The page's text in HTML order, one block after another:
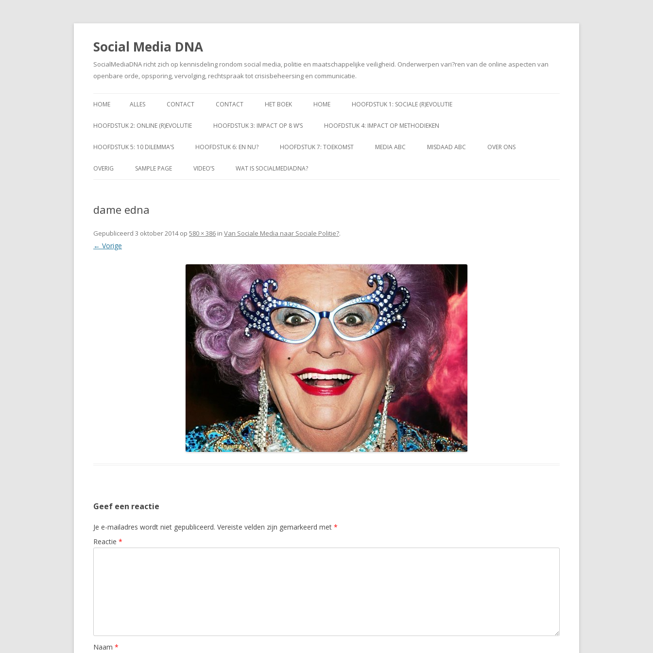
Social Media DNA
SocialMediaDNA richt zich op kennisdeling rondom social media, politie en maatschappelijke veiligheid. Onderwerpen vari?ren van de online aspecten van
openbare orde, opsporing, vervolging, rechtspraak tot crisisbeheersing en communicatie.
naar
HOME ALLES CONTACT CONTACT HET BOEK HOME HOOFDSTUK 1: SOCIALE (R)EVOLUTIE
HOOFDSTUK 2: ONLINE (R)EVOLUTIE HOOFDSTUK 3: IMPACT OP 8 W’S HOOFDSTUK 4: IMPACT OP METHODIEKEN
HOOFDSTUK 5: 10 DILEMMA’S HOOFDSTUK 6: EN NU? HOOFDSTUK 7: TOEKOMST MEDIA ABC MISDAAD ABC OVER ONS
OVERIG SAMPLE PAGE VIDEO’S WAT IS SOCIALMEDIADNA?
dame edna
Gepubliceerd 3 oktober 2014op 580 × 386 in Van Sociale Media naar Sociale Politie?.
← Vorige
Geef een reactie
Je e-mailadres wordt niet gepubliceerd. Vereiste velden zijn gemarkeerd met *
Reactie *
Naam *